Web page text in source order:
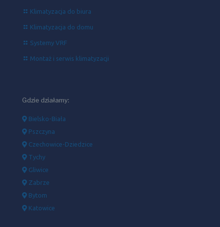
Klimatyzacja do biura
Klimatyzacja do domu
Systemy VRF
Montaż i serwis klimatyzacji
Gdzie działamy:
Bielsko-Biała
Pszczyna
Czechowice-Dziedzice
Tychy
Gliwice
Zabrze
Bytom
Katowice